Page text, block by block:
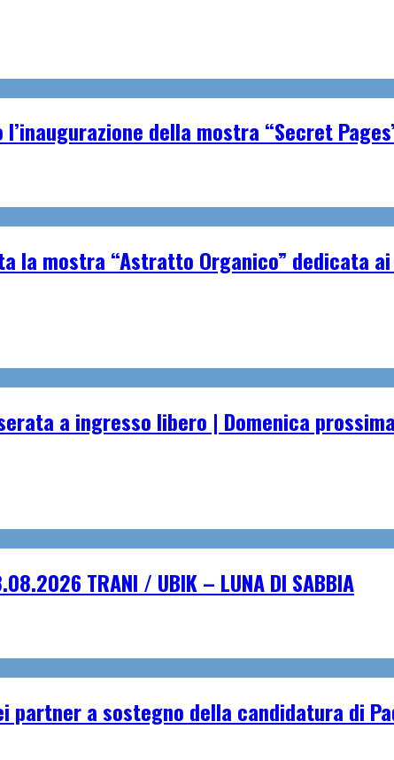
della mostra “Secret
la mostra “Astratto Organico” dedicata
a ingresso libero | Domenica
TRANI / UBIK – LUNA DI SABBIA
partner a sostegno della candidatura di